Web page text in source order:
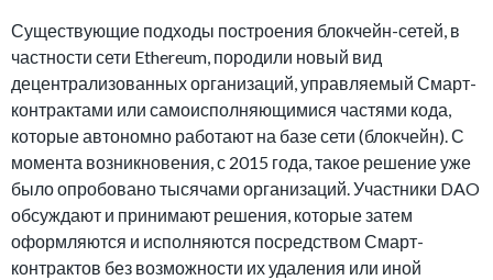
Существующие подходы построения блокчейн-сетей, в
частности сети Ethereum, породили новый вид
децентрализованных организаций, управляемый Смарт-
контрактами или самоисполняющимися частями кода,
которые автономно работают на базе сети (блокчейн). С
момента возникновения, с 2015 года, такое решение уже
было опробовано тысячами организаций. Участники DAO
обсуждают и принимают решения, которые затем
оформляются и исполняются посредством Смарт-
контрактов без возможности их удаления или иной